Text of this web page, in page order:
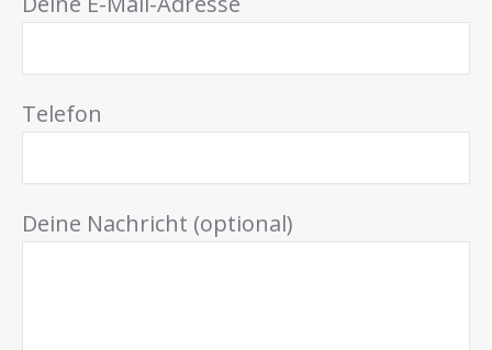
Telefon
Deine Nachricht (optional)